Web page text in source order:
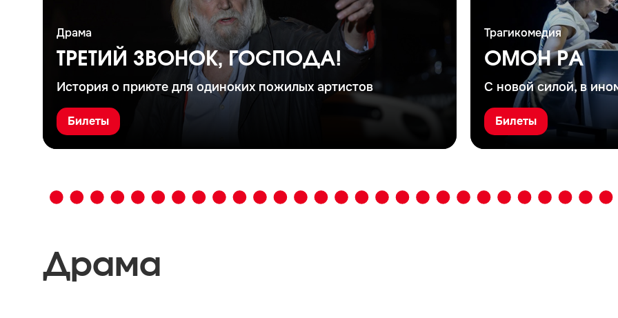
Драма
ТРЕТИЙ ЗВОНОК, ГОСПОДА!
История о приюте для одиноких пожилых артистов
Билеты
Трагикомедия
ОМОН РА
С новой силой, в
Билеты
Драма